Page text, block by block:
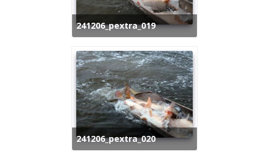
241206_pextra_019
241206_pextra_020